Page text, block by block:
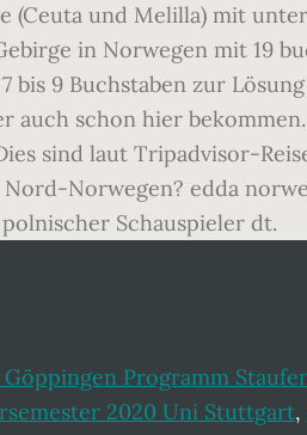
(Ceuta und Melilla) mit
in Norwegen mit 19
9 Buchstaben zur
auch schon hier
sind laut Tripadvisor-
Norwegen? edda
Schauspieler dt.
Programm
2020 Uni Stuttgart,